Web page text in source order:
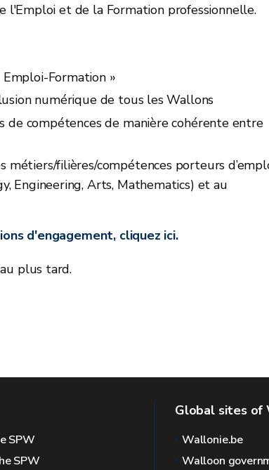
l'Emploi et de la Formation professionnelle.
Formation »
numérique de tous les Wallons
compétences de manière cohérente entre
métiers/filières/compétences porteurs
Engineering, Arts, Mathematics) et au
d'engagement, cliquez ici.
plus tard.
SPW
SPW
Global sites of
Wallonie.be
Walloon